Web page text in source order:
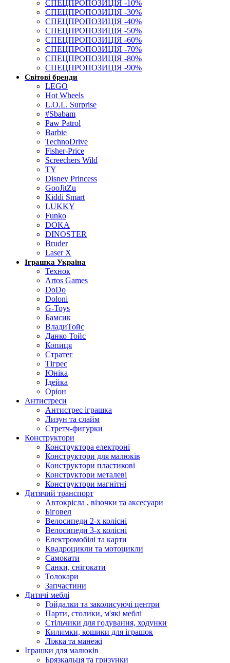
СПЕЦПРОПОЗИЦІЯ -10%
СПЕЦПРОПОЗИЦІЯ -30%
СПЕЦПРОПОЗИЦІЯ -40%
СПЕЦПРОПОЗИЦІЯ -50%
СПЕЦПРОПОЗИЦІЯ -60%
СПЕЦПРОПОЗИЦІЯ -70%
СПЕЦПРОПОЗИЦІЯ -80%
СПЕЦПРОПОЗИЦІЯ -90%
Світові бренди
LEGO
Hot Wheels
L.O.L. Surprise
#Sbabam
Paw Patrol
Barbie
TechnoDrive
Fisher-Price
Screechers Wild
TY
Disney Princess
GooJitZu
Kiddi Smart
LUKKY
Funko
DOKA
DINOSTER
Bruder
Laser X
Іграшка Україна
Технок
Artos Games
DoDo
Doloni
G-Toys
Бамсик
ВладиТойс
Данко Тойс
Копиця
Стратег
Тігрес
Юніка
Ідейка
Оріон
Антистреси
Антистрес іграшка
Лизун та слайм
Стретч-фигурки
Конструктори
Конструктора електроні
Конструктори для малюків
Конструктори пластикові
Конструктори металеві
Конструктори магнітні
Дитячий транспорт
Автокрісла , візочки та аксесуари
Біговел
Велосипеди 2-х колісні
Велосипеди 3-х колісні
Електромобілі та карти
Квадроцикли та мотоцикли
Самокати
Санки, снігокати
Толокари
Запчастини
Дитячі меблі
Гойдалки та заколисуючі центри
Парти, столики, м'які меблі
Стільчики для годування, ходунки
Килимки, кошики для іграшок
Ліжка та манежі
Іграшки для малюків
Брязкальця та гризунки